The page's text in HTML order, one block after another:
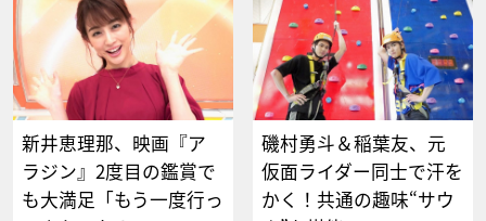
新井恵理那、映画『ア
ラジン』2度目の鑑賞で
も大満足「もう一度行っ
磯村勇斗＆稲葉友、元
仮面ライダー同士で汗を
かく！共通の趣味“サウ